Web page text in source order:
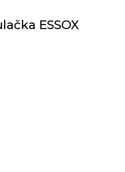
ESSOX